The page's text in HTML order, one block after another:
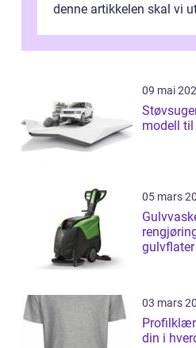
denne artikkelen skal vi
09 mai
Støvsuger slik finner du
modell
05 mars
gulvflater
03 mars
Profilklær
din i